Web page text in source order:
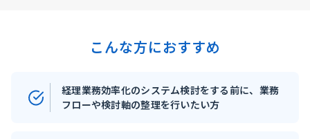
こんな方におすすめ
経理業務効率化のシステム検討をする前に、業務
フローや検討軸の整理を行いたい方